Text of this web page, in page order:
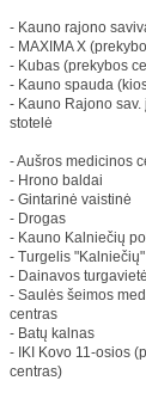
- Kauno rajono
- MAXIMA X
- Kubas (prekybos
- Kauno spauda
- Kauno Rajono sav.
stotelė
- Aušros medicinos
- Hrono baldai
- Gintarinė vaistinė
- Drogas
- Kauno Kalniečių
- Turgelis "Kalniečių"
- Dainavos turgavietė
- Saulės šeimos
centras
- Batų kalnas
- IKI Kovo 11-osios
centras)